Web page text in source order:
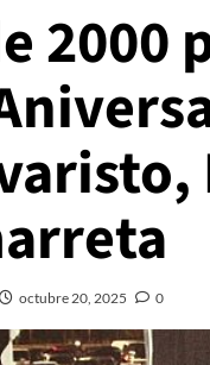
2000
octubre 20, 2025 0